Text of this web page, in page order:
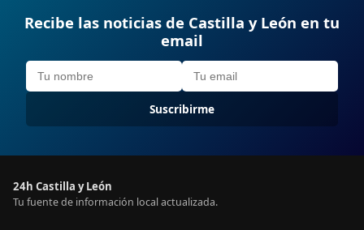
Recibe las noticias de Castilla y León en tu
email
Suscribirme
24h Castilla y León
Tu fuente de información local actualizada.